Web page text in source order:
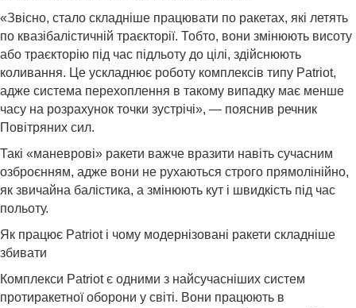
«Звісно, стало складніше працювати по ракетах, які летять
по квазібалістичній траєкторії. Тобто, вони змінюють висоту
або траєкторію під час підльоту до цілі, здійснюють
коливання. Це ускладнює роботу комплексів типу Patriot,
адже система перехоплення в такому випадку має менше
часу на розрахунок точки зустрічі», — пояснив речник
Повітряних сил.
Такі «маневрові» ракети важче вразити навіть сучасним
озброєнням, адже вони не рухаються строго прямолінійно,
як звичайна балістика, а змінюють кут і швидкість під час
польоту.
Як працює Patriot і чому модернізовані ракети складніше
збивати
Комплекси Patriot є одними з найсучасніших систем
протиракетної оборони у світі. Вони працюють в